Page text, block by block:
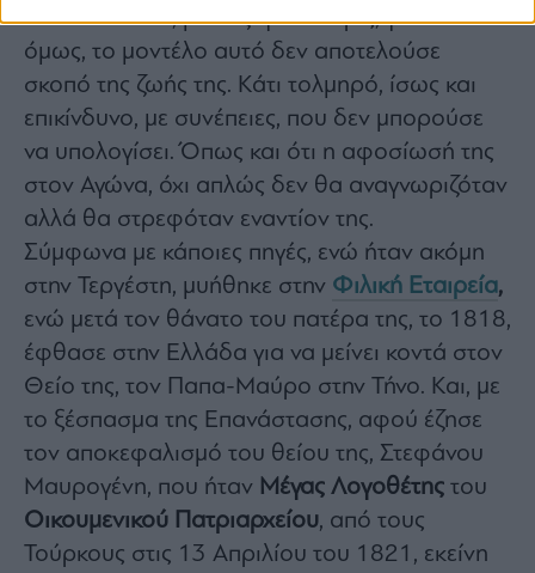
ήταν στο σπίτι, με σύζυγο ή χωρίς, για την ίδια
όμως, το μοντέλο αυτό δεν αποτελούσε
σκοπό της ζωής της. Κάτι τολμηρό, ίσως και
επικίνδυνο, με συνέπειες, που δεν μπορούσε
να υπολογίσει. Όπως και ότι η αφοσίωσή της
στον Αγώνα, όχι απλώς δεν θα αναγνωριζόταν
αλλά θα στρεφόταν εναντίον της.
Σύμφωνα με κάποιες πηγές, ενώ ήταν ακόμη
στην Τεργέστη, μυήθηκε στην Φιλική Εταιρεία,
ενώ μετά τον θάνατο του πατέρα της, το 1818,
έφθασε στην Ελλάδα για να μείνει κοντά στον
Θείο της, τον Παπα-Μαύρο στην Τήνο. Και, με
το ξέσπασμα της Επανάστασης, αφού έζησε
τον αποκεφαλισμό του θείου της, Στεφάνου
Μαυρογένη, που ήταν Μέγας Λογοθέτης του
Οικουμενικού Πατριαρχείου, από τους
Τούρκους στις 13 Απριλίου του 1821, εκείνη